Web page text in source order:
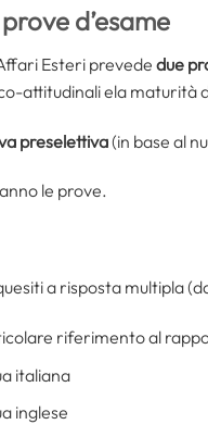
d’esame
Esteri prevede due
attitudinali ela maturità
preselettiva(in base al
le prove.
a risposta multipla
riferimento al
italiana
inglese